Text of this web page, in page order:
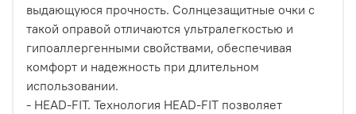
выдающуюся прочность. Солнцезащитные очки с
такой оправой отличаются ультралегкостью и
гипоаллергенными свойствами, обеспечивая
комфорт и надежность при длительном
использовании.
- HEAD-FIT. Технология HEAD-FIT позволяет